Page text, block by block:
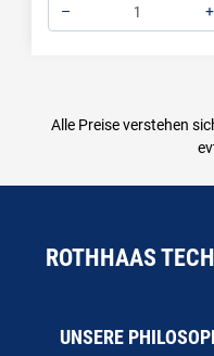
–
+
Alle Preise verstehen
ROTHHAAS
UNSERE